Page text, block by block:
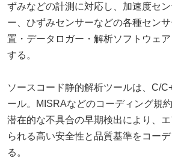
ずみなどの計測に対応し、加速度セ
ー、ひずみセンサーなどの各種セン
置・データロガー・解析ソフトウェ
する。
ソースコード静的解析ツールは、C/
ール。MISRAなどのコーディング規
潜在的な不具合の早期検出により、
られる高い安全性と品質基準をコー
る。